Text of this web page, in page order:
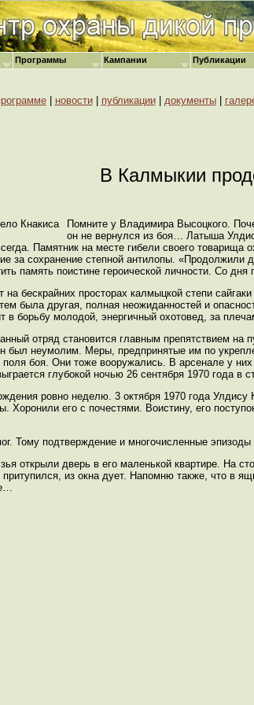
| новости| публикации| документы|
В Калмыкии
Помните у Владимира Высоцкого.
он не вернулся из боя… Латыша
Памятник на месте гибели своего
за сохранение степной антилопы. «Продолжили
память поистине героической личности. Со
бескрайних просторах калмыцкой степи
была другая, полная неожиданностей и
в борьбу молодой, энергичный охотовед, за
отряд становится главным препятствием
был неумолим. Меры, предпринятые им по
боя. Они тоже вооружались. В арсенале у
глубокой ночью 26 сентября 1970 года в
ровно неделю. 3 октября 1970 года
Хоронили его с почестями. Воистину, его
Тому подтверждение и многочисленные
открыли дверь в его маленькой квартире. На
притупился, из окна дует. Напомню также, что в
Программы Кампании Публикации